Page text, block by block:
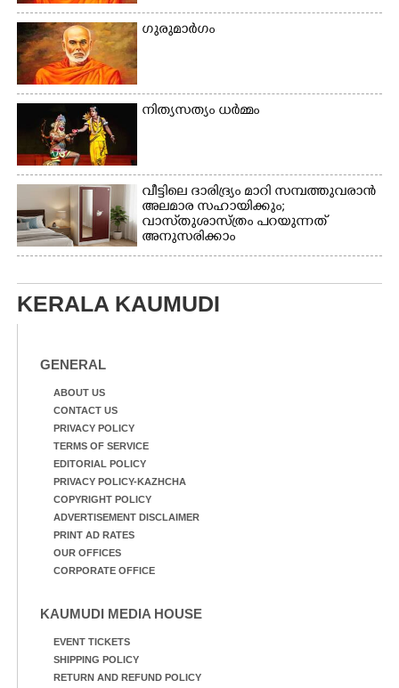
ഗുരുമാർഗം
നിത്യസത്യം ധർമ്മം
വീട്ടിലെ ദാരിദ്ര്യം മാറി സമ്പത്തുവരാൻ
അലമാര സഹായിക്കും;
വാസ്‌തുശാസ്ത്രം പറയുന്നത്
അനുസരിക്കാം
KERALA KAUMUDI
GENERAL
ABOUT US
CONTACT US
PRIVACY POLICY
TERMS OF SERVICE
EDITORIAL POLICY
PRIVACY POLICY-KAZHCHA
COPYRIGHT POLICY
ADVERTISEMENT DISCLAIMER
PRINT AD RATES
OUR OFFICES
CORPORATE OFFICE
KAUMUDI MEDIA HOUSE
EVENT TICKETS
SHIPPING POLICY
RETURN AND REFUND POLICY